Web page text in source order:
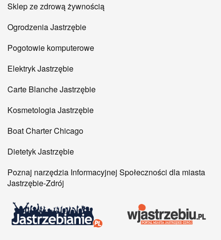
Sklep ze zdrową żywnością
Ogrodzenia Jastrzębie
Pogotowie komputerowe
Elektryk Jastrzębie
Carte Blanche Jastrzębie
Kosmetologia Jastrzębie
Boat Charter Chicago
Dietetyk Jastrzębie
Poznaj narzędzia Informacyjnej Społeczności dla miasta
Jastrzębie-Zdrój